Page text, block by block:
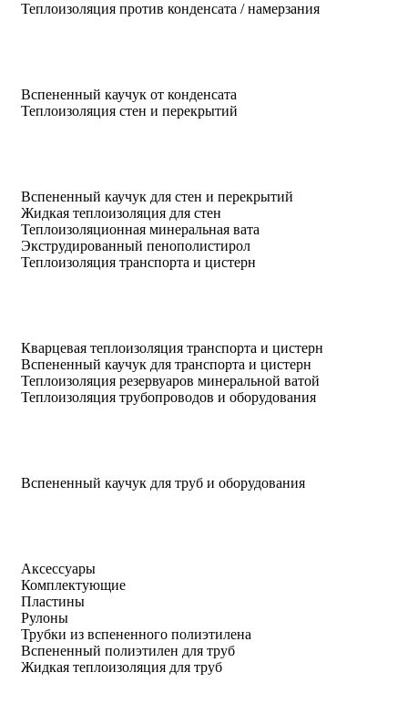
Теплоизоляция против конденсата / намерзания
Вспененный каучук от конденсата
Теплоизоляция стен и перекрытий
Вспененный каучук для стен и перекрытий
Жидкая теплоизоляция для стен
Теплоизоляционная минеральная вата
Экструдированный пенополистирол
Теплоизоляция транспорта и цистерн
Кварцевая теплоизоляция транспорта и цистерн
Вспененный каучук для транспорта и цистерн
Теплоизоляция резервуаров минеральной ватой
Теплоизоляция трубопроводов и оборудования
Вспененный каучук для труб и оборудования
Аксессуары
Комплектующие
Пластины
Рулоны
Трубки из вспененного полиэтилена
Вспененный полиэтилен для труб
Жидкая теплоизоляция для труб